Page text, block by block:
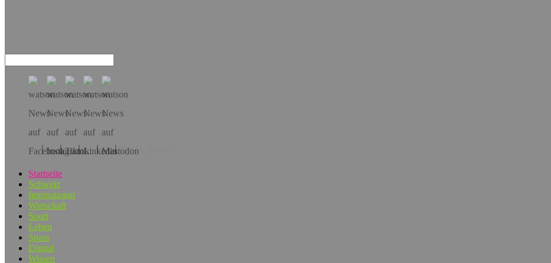
Hol dir die App!
Startseite
Schweiz
International
Wirtschaft
Sport
Leben
Spass
Digital
Wissen